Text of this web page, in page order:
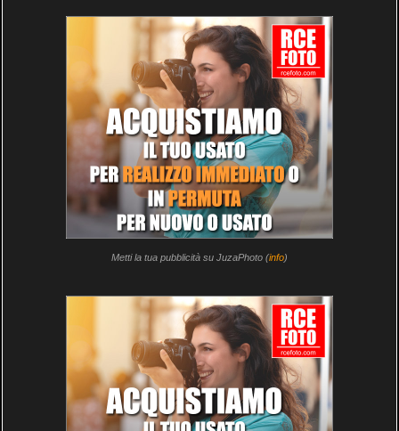
Metti la tua pubblicità su JuzaPhoto (info)